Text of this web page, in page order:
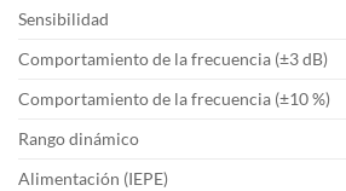
Sensibilidad
Comportamiento de la frecuencia (±3 dB)
Comportamiento de la frecuencia (±10 %)
Rango dinámico
Alimentación (IEPE)